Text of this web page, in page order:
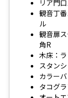
リア門
観音丁
ル
観音扉
角R
木床：
スタン
カラー
タコグ